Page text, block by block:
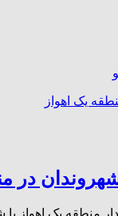
یک اهواز
در